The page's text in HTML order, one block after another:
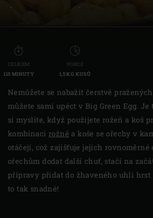
Sweden | Sverige
Switzerland (French) | Schweiz
Turkey | Türkiye
-
-
CELKEM
115 MINUTY
PORCE
1,5 KG KUSŮ
Nemůžete se nabažit čerstvě
můžete sami upéct v Big Green Egg. Je
si myslíte, když použijete rožeň a koš
kombinacirožně a koše se ořechy v
otáčejí, což zajišťuje jejich rovnoměrné
ořechům dodat další chuť, stačí na
přípravy přidat do žhaveného uhlí hrst
to tak snadné!